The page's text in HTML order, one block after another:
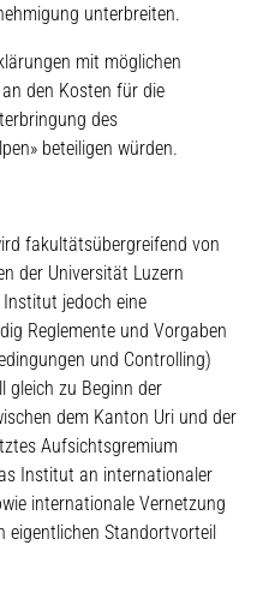
unterbreiten.
mit möglichen
den Kosten für die
des
beteiligen würden.
fakultätsübergreifend von
der Universität Luzern
jedoch eine
Reglemente und Vorgaben
und Controlling)
gleich zu Beginn der
dem Kanton Uri und der
Aufsichtsgremium
Institut an internationaler
internationale Vernetzung
eigentlichen Standortvorteil